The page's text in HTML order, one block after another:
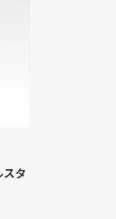
タ